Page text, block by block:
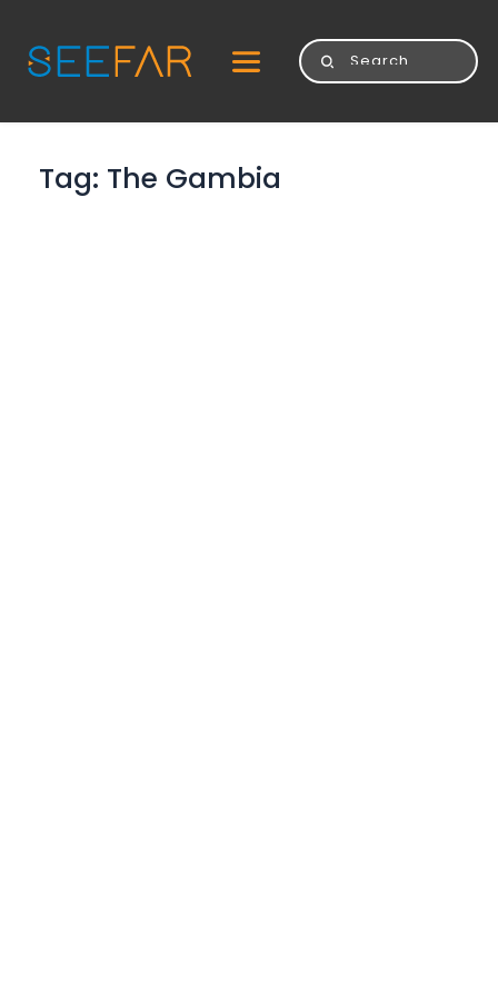
Tag: The Gambia